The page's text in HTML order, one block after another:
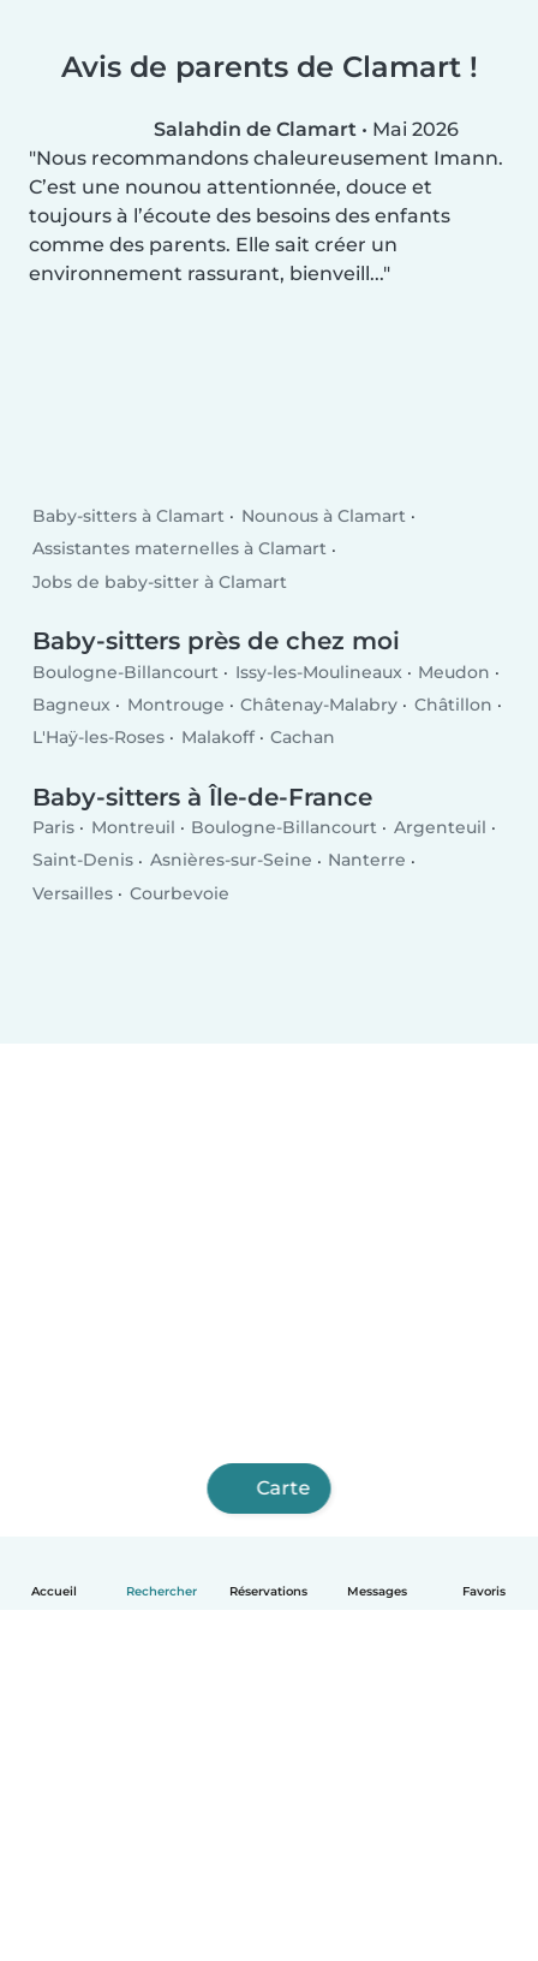
Accueil Rechercher Réservations Messages Favoris
Avis de parents de Clamart !
Salahdin de Clamart • Mai 2026
Nous recommandons chaleureusement Imann.
C’est une nounou attentionnée, douce et
toujours à l’écoute des besoins des enfants
comme des parents. Elle sait créer un
environnement rassurant, bienveill...
Baby-sitters à Clamart
Nounous à Clamart
Assistantes maternelles à Clamart
Jobs de baby-sitter à Clamart
Baby-sitters près de chez moi
Boulogne-Billancourt Issy-les-Moulineaux
Meudon
Bagneux
Montrouge Châtenay-Malabry
Châtillon
L'Haÿ-les-Roses
Malakoff Cachan
Baby-sitters à Île-de-France
Paris Montreuil Boulogne-Billancourt
Argenteuil
Saint-Denis
Asnières-sur-Seine
Nanterre
Versailles
Courbevoie
Carte